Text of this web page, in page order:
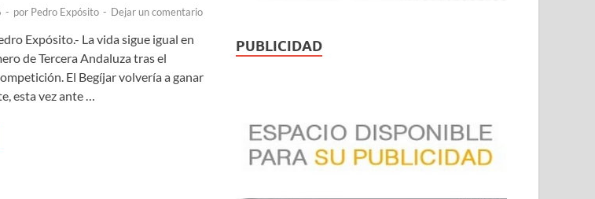
- por Pedro Expósito - Dejar un comentario
Expósito.- La vida sigue igual en
de Tercera Andaluza tras el
El Begíjar volvería a ganar
esta vez ante …
PUBLICIDAD